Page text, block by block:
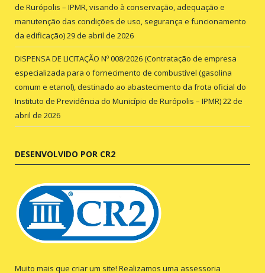
de Rurópolis – IPMR, visando à conservação, adequação e
manutenção das condições de uso, segurança e funcionamento
da edificação)29 de abril de 2026
DISPENSA DE LICITAÇÃO Nº 008/2026 (Contratação de empresa
especializada para o fornecimento de combustível (gasolina
comum e etanol), destinado ao abastecimento da frota oficial do
Instituto de Previdência do Município de Rurópolis – IPMR)22 de
abril de 2026
DESENVOLVIDO POR CR2
Muito mais que criar um site! Realizamos uma assessoria